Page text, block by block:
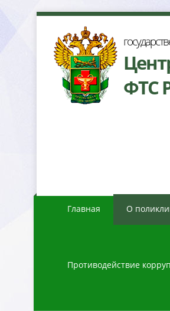
ФТС
Главная О
Противодействие